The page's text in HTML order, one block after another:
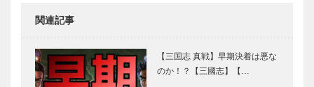
関連記事
【三国志 真戦】早期決着は悪な
のか！？【三國志】【…